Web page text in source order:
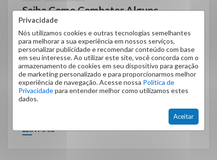
Privacidade
Nós utilizamos cookies e outras tecnologias semelhantes
para melhorar a sua experiência em nossos serviços,
personalizar publicidade e recomendar conteúdo com base
em seu interesse. Ao utilizar este site, você concorda com o
armazenamento de cookies em seu dispositivo para geração
de marketing personalizado e para proporcionarmos melhor
experiência de navegação. Acesse nossa Política de
Privacidadepara entender melhor como utilizamos estes
dados.
Aceitar
Saiba Como Combater Alguns
Perigos Ocultos Em Seu Condomínio
A verdade é que o perigo pode estar em todos os
lugares. E no condomínio não teria como ser
diferente, […]
LEIA MAIS